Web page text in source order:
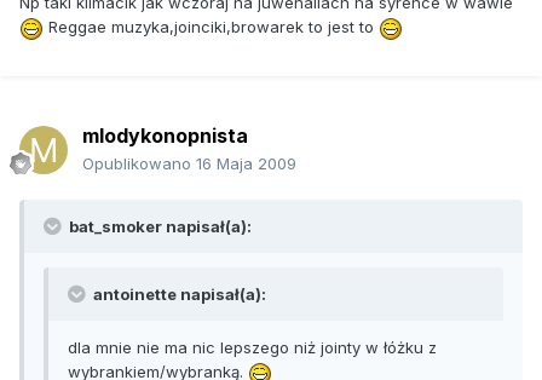
Reggae muzyka,joinciki,browarek to jest to
mlodykonopnista
Opublikowano 16 Maja 2009
bat_smoker napisał(a):
antoinette napisał(a):
dla mnie nie ma nic lepszego niż jointy w łóżku z
wybrankiem/wybranką.